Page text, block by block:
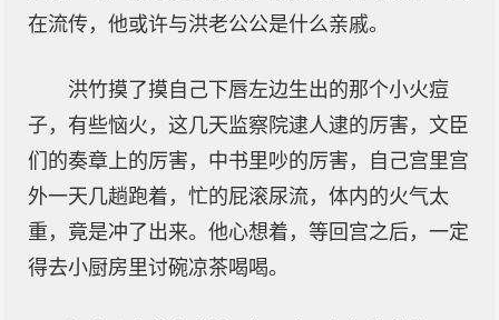
在流传，他或许与洪老公公是什么亲戚。
洪竹摸了摸自己下唇左边生出的那个小火痘
子，有些恼火，这几天监察院逮人逮的厉害，文臣
们的奏章上的厉害，中书里吵的厉害，自己宫里宫
外一天几趟跑着，忙的屁滚尿流，体内的火气太
重，竟是冲了出来。他心想着，等回宫之后，一定
得去小厨房里讨碗凉茶喝喝。